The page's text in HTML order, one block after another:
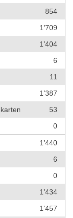
854
1’709
1’404
6
11
1’387
53
0
1’440
6
0
1’434
1’457